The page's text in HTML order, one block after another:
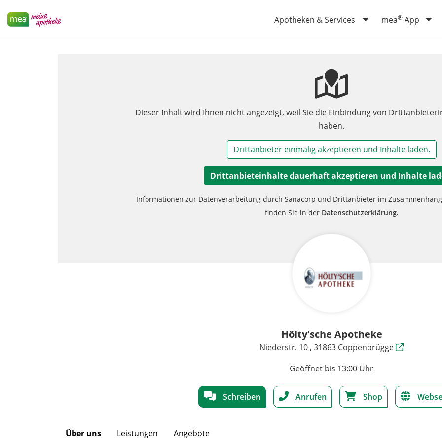
Apotheken & Services mea® App
Dieser Inhalt wird Ihnen nicht angezeigt, weil Sie die Einbindung von
haben.
Drittanbieter einmalig akzeptieren und Inhalte laden.
Drittanbieteinhalte dauerhaft akzeptieren und Inhalte
Informationen zur Datenverarbeitung durch Sanacorp und Drittanbieter im
finden Sie in der Datenschutzerklärung.
Hölty'sche Apotheke
Niederstr. 10 , 31863 Coppenbrügge
Geöffnet bis 13:00 Uhr
Schreiben Anrufen Shop
Über uns Leistungen Angebote